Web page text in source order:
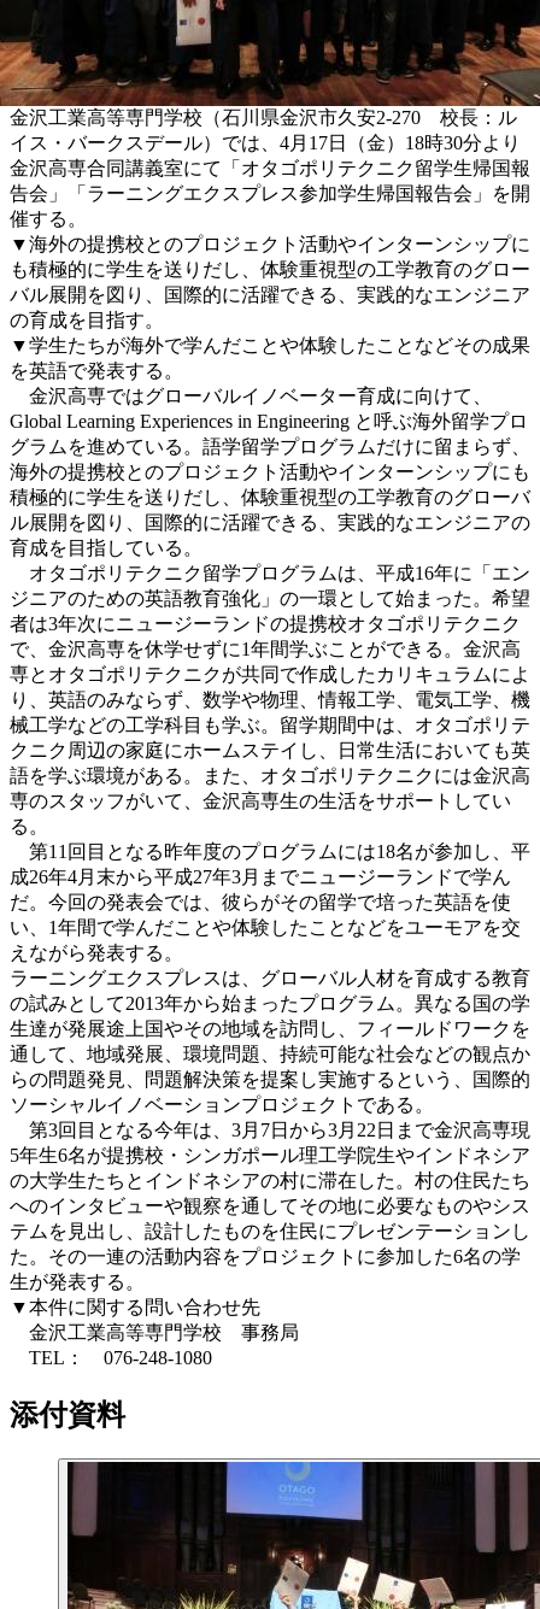
金沢工業高等専門学校（石川県金沢市久安2-270 校長：ル
イス・バークスデール）では、4月17日（金）18時30分より
金沢高専合同講義室にて「オタゴポリテクニク留学生帰国報
告会」「ラーニングエクスプレス参加学生帰国報告会」を開
催する。
▼海外の提携校とのプロジェクト活動やインターンシップに
も積極的に学生を送りだし、体験重視型の工学教育のグロー
バル展開を図り、国際的に活躍できる、実践的なエンジニア
の育成を目指す。
▼学生たちが海外で学んだことや体験したことなどその成果
を英語で発表する。
金沢高専ではグローバルイノベーター育成に向けて、
Global Learning Experiences in Engineering と呼ぶ海外留学プロ
グラムを進めている。語学留学プログラムだけに留まらず、
海外の提携校とのプロジェクト活動やインターンシップにも
積極的に学生を送りだし、体験重視型の工学教育のグローバ
ル展開を図り、国際的に活躍できる、実践的なエンジニアの
育成を目指している。
オタゴポリテクニク留学プログラムは、平成16年に「エン
ジニアのための英語教育強化」の一環として始まった。希望
者は3年次にニュージーランドの提携校オタゴポリテクニク
で、金沢高専を休学せずに1年間学ぶことができる。金沢高
専とオタゴポリテクニクが共同で作成したカリキュラムによ
り、英語のみならず、数学や物理、情報工学、電気工学、機
械工学などの工学科目も学ぶ。留学期間中は、オタゴポリテ
クニク周辺の家庭にホームステイし、日常生活においても英
語を学ぶ環境がある。また、オタゴポリテクニクには金沢高
専のスタッフがいて、金沢高専生の生活をサポートしてい
る。
第11回目となる昨年度のプログラムには18名が参加し、平
成26年4月末から平成27年3月までニュージーランドで学ん
だ。今回の発表会では、彼らがその留学で培った英語を使
い、1年間で学んだことや体験したことなどをユーモアを交
えながら発表する。
ラーニングエクスプレスは、グローバル人材を育成する教育
の試みとして2013年から始まったプログラム。異なる国の学
生達が発展途上国やその地域を訪問し、フィールドワークを
通して、地域発展、環境問題、持続可能な社会などの観点か
らの問題発見、問題解決策を提案し実施するという、国際的
ソーシャルイノベーションプロジェクトである。
第3回目となる今年は、3月7日から3月22日まで金沢高専現
5年生6名が提携校・シンガポール理工学院生やインドネシア
の大学生たちとインドネシアの村に滞在した。村の住民たち
へのインタビューや観察を通してその地に必要なものやシス
テムを見出し、設計したものを住民にプレゼンテーションし
た。その一連の活動内容をプロジェクトに参加した6名の学
生が発表する。
▼本件に関する問い合わせ先
金沢工業高等専門学校 事務局
TEL： 076-248-1080
添付資料